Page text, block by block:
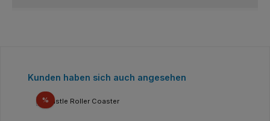
Produktgalerie überspringen
Kunden haben sich auch angesehen
%Rabatt